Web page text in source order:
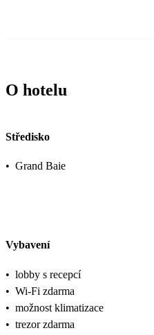
O hotelu
Středisko
• Grand Baie
Vybavení
• lobby s recepcí
• Wi-Fi zdarma
• možnost klimatizace
• trezor zdarma